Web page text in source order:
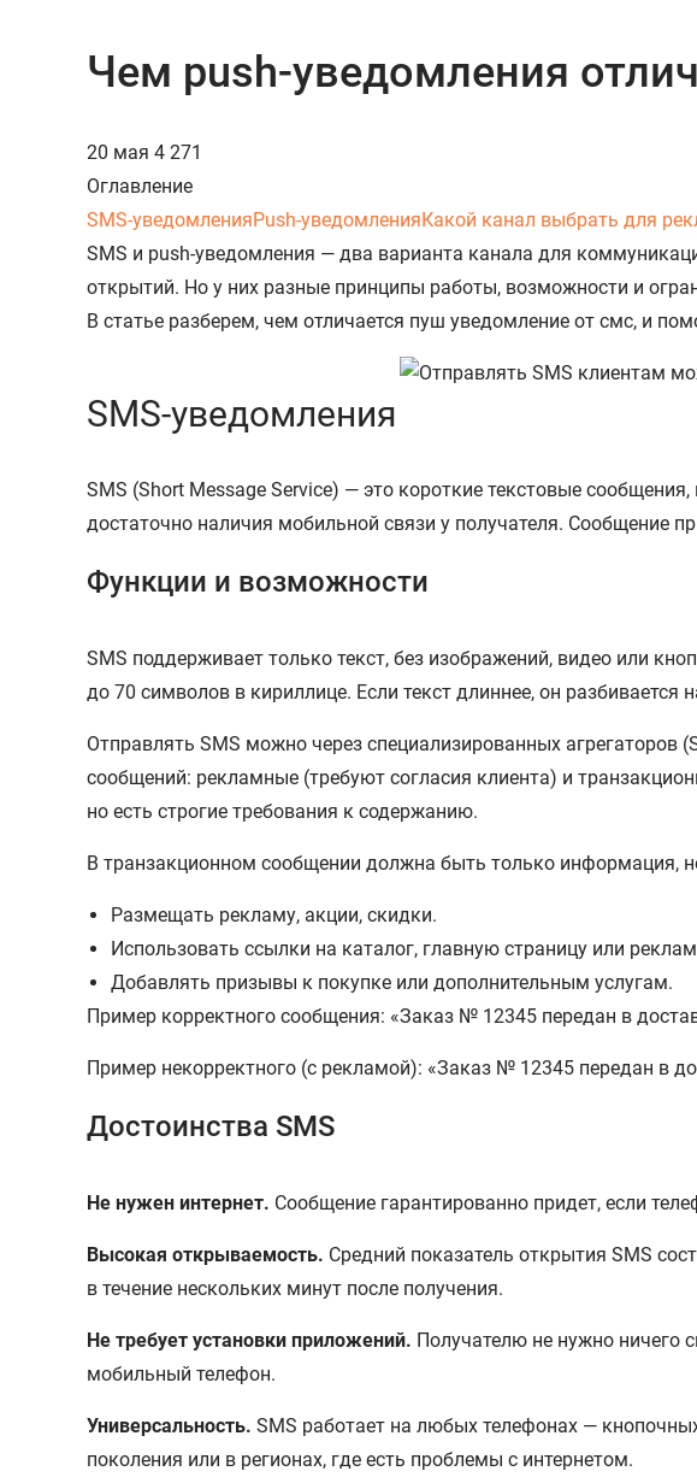
Чем push-уведомления
20 мая 4 271
Оглавление
SMS-уведомленияPush-уведомленияКакой канал выбрать для
SMS и push-уведомления — два варианта канала для
открытий. Но у них разные принципы работы, возможности и
В статье разберем, чем отличается пуш уведомление от смс, и
SMS-уведомления
SMS (Short Message Service) — это короткие текстовые
достаточно наличия мобильной связи у получателя. Сообщение
Функции и возможности
SMS поддерживает только текст, без изображений, видео или
до 70 символов в кириллице. Если текст длиннее, он разбивается
Отправлять SMS можно через специализированных
сообщений: рекламные (требуют согласия клиента) и
но есть строгие требования к содержанию.
В транзакционном сообщении должна быть только информация,
Размещать рекламу, акции, скидки.
Использовать ссылки на каталог, главную страницу или
Добавлять призывы к покупке или дополнительным услугам.
Пример корректного сообщения: «Заказ № 12345 передан в
Пример некорректного (с рекламой): «Заказ № 12345 передан в
Достоинства SMS
Не нужен интернет. Сообщение гарантированно придет, если
Высокая открываемость. Средний показатель открытия SMS
в течение нескольких минут после получения.
Не требует установки приложений. Получателю не нужно ничего
мобильный телефон.
Универсальность. SMS работает на любых телефонах —
поколения или в регионах, где есть проблемы с интернетом.